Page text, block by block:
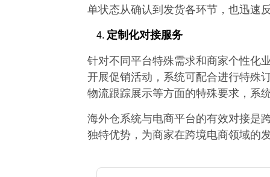
单状态从确认到发货各环节，也迅速
定制化对接服务
针对不同平台特殊需求和商家个性化
开展促销活动，系统可配合进行特殊
物流跟踪展示等方面的特殊要求，系
海外仓系统与电商平台的有效对接是
独特优势，为商家在跨境电商领域的